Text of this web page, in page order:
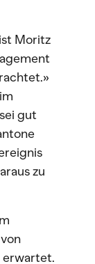
Moritz
gut
zu
erwartet.